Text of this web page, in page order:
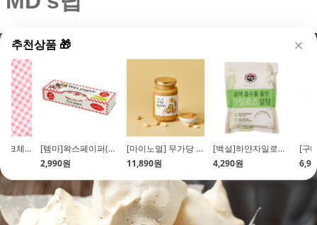
추천상품 🎁
고급유산지(핑크체크\/250*350\/50매입)
[템마]왁스페이퍼(로즈핑크\/50매입\/21.8*25cm)
2,990원
[마이노멀] 무가당 100% 땅콩버터(크리미\/250g)
11,890원
[백설]하얀자일로스설탕(1kg)
4,290원